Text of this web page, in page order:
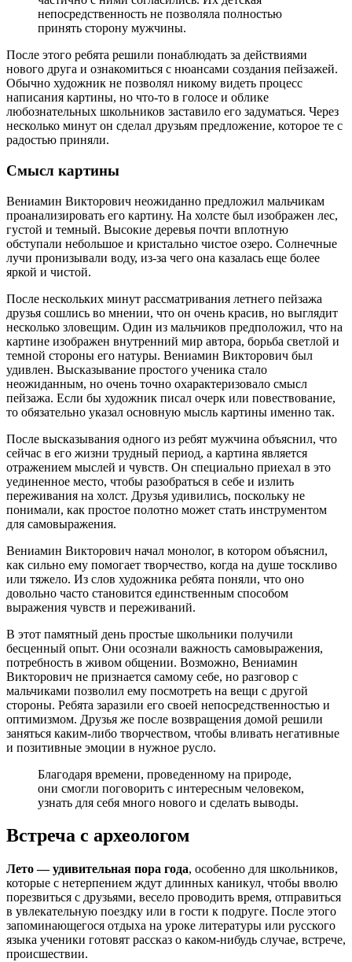
непосредственность не позволяла полностью
принять сторону мужчины.
После этого ребята решили понаблюдать за действиями
нового друга и ознакомиться с нюансами создания пейзажей.
Обычно художник не позволял никому видеть процесс
написания картины, но что-то в голосе и облике
любознательных школьников заставило его задуматься. Через
несколько минут он сделал друзьям предложение, которое те с
радостью приняли.
Смысл картины
Вениамин Викторович неожиданно предложил мальчикам
проанализировать его картину. На холсте был изображен лес,
густой и темный. Высокие деревья почти вплотную
обступали небольшое и кристально чистое озеро. Солнечные
лучи пронизывали воду, из-за чего она казалась еще более
яркой и чистой.
После нескольких минут рассматривания летнего пейзажа
друзья сошлись во мнении, что он очень красив, но выглядит
несколько зловещим. Один из мальчиков предположил, что на
картине изображен внутренний мир автора, борьба светлой и
темной стороны его натуры. Вениамин Викторович был
удивлен. Высказывание простого ученика стало
неожиданным, но очень точно охарактеризовало смысл
пейзажа. Если бы художник писал очерк или повествование,
то обязательно указал основную мысль картины именно так.
После высказывания одного из ребят мужчина объяснил, что
сейчас в его жизни трудный период, а картина является
отражением мыслей и чувств. Он специально приехал в это
уединенное место, чтобы разобраться в себе и излить
переживания на холст. Друзья удивились, поскольку не
понимали, как простое полотно может стать инструментом
для самовыражения.
Вениамин Викторович начал монолог, в котором объяснил,
как сильно ему помогает творчество, когда на душе тоскливо
или тяжело. Из слов художника ребята поняли, что оно
довольно часто становится единственным способом
выражения чувств и переживаний.
В этот памятный день простые школьники получили
бесценный опыт. Они осознали важность самовыражения,
потребность в живом общении. Возможно, Вениамин
Викторович не признается самому себе, но разговор с
мальчиками позволил ему посмотреть на вещи с другой
стороны. Ребята заразили его своей непосредственностью и
оптимизмом. Друзья же после возвращения домой решили
заняться каким-либо творчеством, чтобы вливать негативные
и позитивные эмоции в нужное русло.
Благодаря времени, проведенному на природе,
они смогли поговорить с интересным человеком,
узнать для себя много нового и сделать выводы.
Встреча с археологом
Лето — удивительная пора года, особенно для школьников,
которые с нетерпением ждут длинных каникул, чтобы вволю
порезвиться с друзьями, весело проводить время, отправиться
в увлекательную поездку или в гости к подруге. После этого
запоминающегося отдыха на уроке литературы или русского
языка ученики готовят рассказ о каком-нибудь случае, встрече,
происшествии.